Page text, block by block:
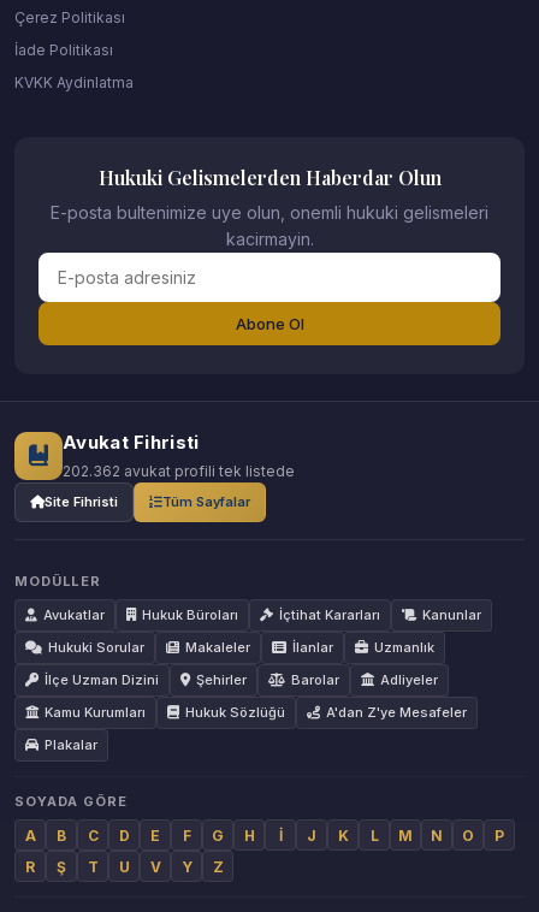
Çerez Politikası
İade Politikası
KVKK Aydinlatma
Hukuki Gelismelerden Haberdar Olun
E-posta bultenimize uye olun, onemli hukuki gelismeleri
kacirmayin.
Abone Ol
Avukat Fihristi
202.362 avukat profili tek listede
Site Fihristi Tüm Sayfalar
MODÜLLER
Avukatlar
Hukuk Büroları İçtihat Kararları
Kanunlar
Hukuki Sorular
Makaleler İlanlar
Uzmanlık
İlçe Uzman Dizini
Şehirler Barolar
Adliyeler
Kamu Kurumları
Hukuk Sözlüğü
A'dan Z'ye Mesafeler
Plakalar
SOYADA GÖRE
A B C D E F G H İ J K L M N O
P
R
Ş T U V Y Z